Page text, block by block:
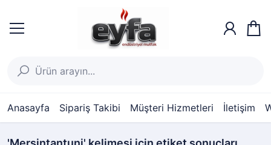
Anasayfa Sipariş Takibi Müşteri Hizmetleri İletişim